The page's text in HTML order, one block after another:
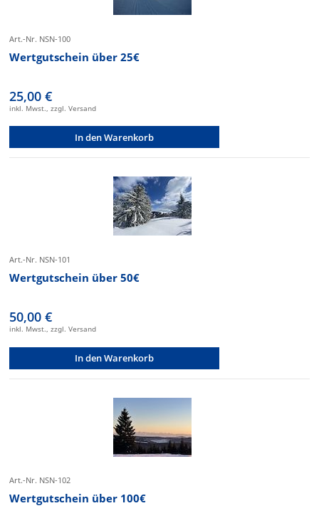
Art.-Nr. NSN-100
Wertgutschein über 25€
25,00 €
inkl. Mwst., zzgl. Versand
In den Warenkorb
Art.-Nr. NSN-101
Wertgutschein über 50€
50,00 €
inkl. Mwst., zzgl. Versand
In den Warenkorb
Art.-Nr. NSN-102
Wertgutschein über 100€